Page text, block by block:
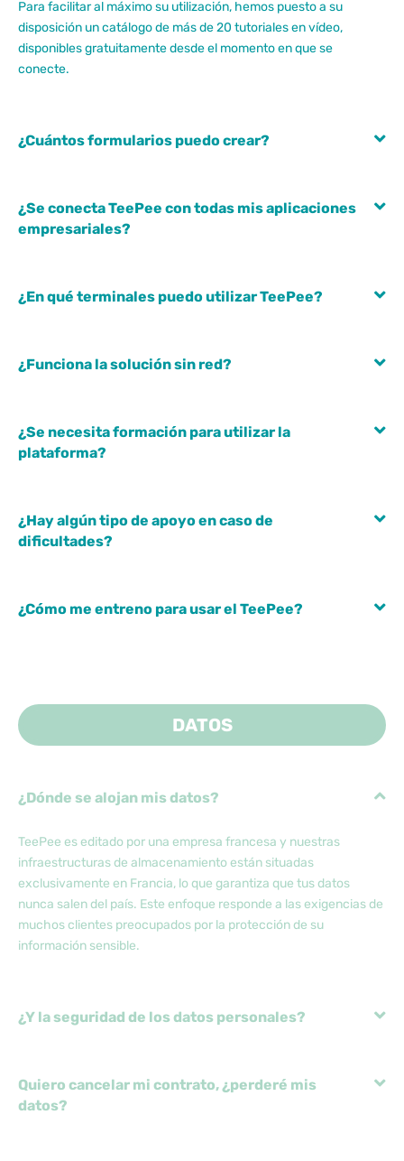
Para facilitar al máximo su utilización, hemos puesto a su
disposición un catálogo de más de 20 tutoriales en vídeo,
disponibles gratuitamente desde el momento en que se
conecte.
¿Cuántos formularios puedo crear?
¿Se conecta TeePee con todas mis aplicaciones
empresariales?
¿En qué terminales puedo utilizar TeePee?
¿Funciona la solución sin red?
¿Se necesita formación para utilizar la
plataforma?
¿Hay algún tipo de apoyo en caso de
dificultades?
¿Cómo me entreno para usar el TeePee?
DATOS
¿Dónde se alojan mis datos?
TeePee es editado por una empresa francesa y nuestras
infraestructuras de almacenamiento están situadas
exclusivamente en Francia, lo que garantiza que tus datos
nunca salen del país. Este enfoque responde a las exigencias de
muchos clientes preocupados por la protección de su
información sensible.
¿Y la seguridad de los datos personales?
Quiero cancelar mi contrato, ¿perderé mis
datos?